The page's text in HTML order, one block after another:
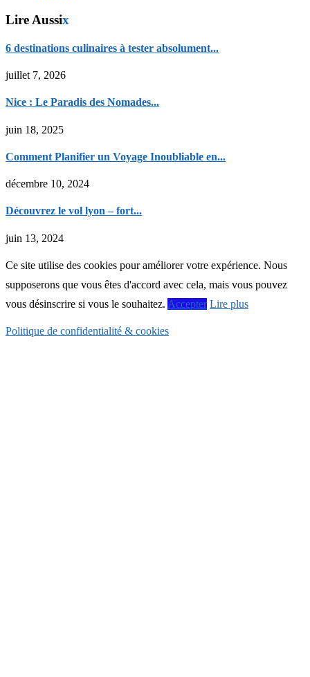
Lire Aussix
6 destinations culinaires à tester absolument...
juillet 7, 2026
Nice : Le Paradis des Nomades...
juin 18, 2025
Comment Planifier un Voyage Inoubliable en...
décembre 10, 2024
Découvrez le vol lyon – fort...
juin 13, 2024
Ce site utilise des cookies pour améliorer votre expérience. Nous
supposerons que vous êtes d'accord avec cela, mais vous pouvez
vous désinscrire si vous le souhaitez. Accepter Lire plus
Politique de confidentialité & cookies